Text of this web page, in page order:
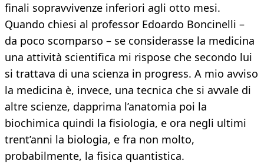
finali sopravvivenze inferiori agli otto mesi.
Quando chiesi al professor Edoardo Boncinelli –
da poco scomparso – se considerasse la medicina
una attività scientifica mi rispose che secondo lui
si trattava di una scienza in progress. A mio avviso
la medicina è, invece, una tecnica che si avvale di
altre scienze, dapprima l’anatomia poi la
biochimica quindi la fisiologia, e ora negli ultimi
trent’anni la biologia, e fra non molto,
probabilmente, la fisica quantistica.